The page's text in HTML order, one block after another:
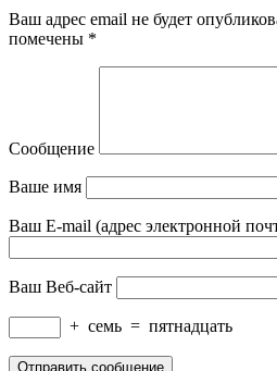
Ваш адрес email не будет
помечены *
Сообщение
Ваше имя
Ваш E-mail (адрес электронной
Ваш Веб-сайт
+ семь = пятнадцать